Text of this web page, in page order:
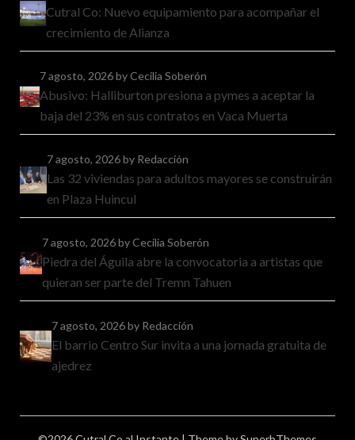
Cutral Co: Nuevo equipamiento para acompañar el
crecimiento de Alianza
7 agosto, 2026by Cecilia Soberón
Abusivo: Halliburton presiona a pymes a aceptar la
baja del 23% en sus contratos en Vaca Muerta
7 agosto, 2026by Redacción
Las 32 viviendas para adultos mayores se construirán
en Plaza Huincul
7 agosto, 2026by Cecilia Soberón
Piedra del Águila abre la convocatoria a artistas que
quieran ser parte del Tremn Tahuen
7 agosto, 2026by Redacción
El barrio Centro Sur invita a una jornada gratuita de
ajedrez